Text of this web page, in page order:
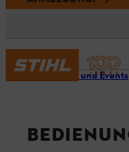
Service und Events